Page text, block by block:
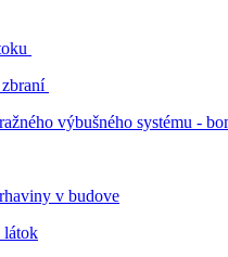
výbušného systému -
v budove
látok